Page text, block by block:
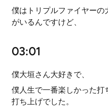
僕はトリプルファイヤー
がいるんですけど、
03:01
僕大垣さん大好きで、
僕人生で一番楽しかった
打ち上げでした。